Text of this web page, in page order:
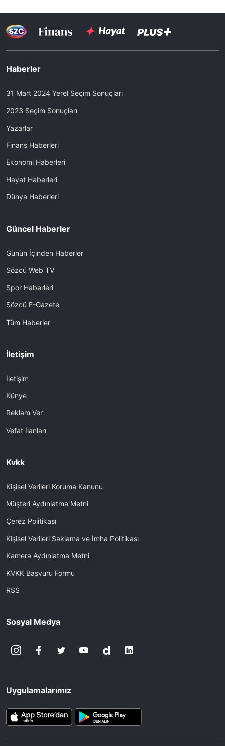
Haberler
31 Mart 2024 Yerel Seçim Sonuçları
2023 Seçim Sonuçları
Yazarlar
Finans Haberleri
Ekonomi Haberleri
Hayat Haberleri
Dünya Haberleri
Güncel Haberler
Günün İçinden Haberler
Sözcü Web TV
Spor Haberleri
Sözcü E-Gazete
Tüm Haberler
İletişim
İletişim
Künye
Reklam Ver
Vefat İlanları
Kvkk
Kişisel Verileri Koruma Kanunu
Müşteri Aydınlatma Metni
Çerez Politikası
Kişisel Verileri Saklama ve İmha Politikası
Kamera Aydınlatma Metni
KVKK Başvuru Formu
RSS
Sosyal Medya
Uygulamalarımız